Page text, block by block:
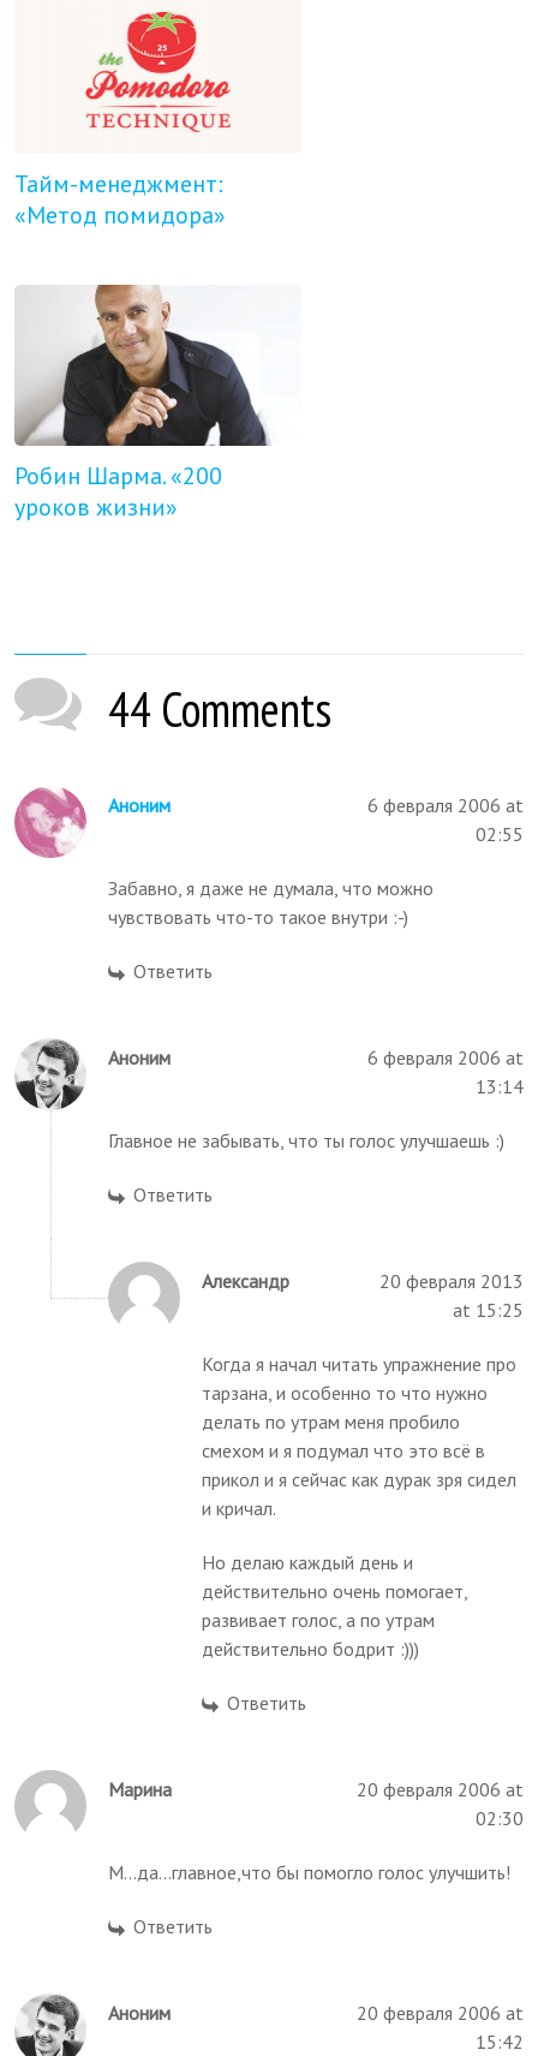
Тайм-менеджмент:
«Метод помидора»
Робин Шарма. «200
уроков жизни»
44 Comments
Аноним
6 февраля 2006 at
02:55
Забавно, я даже не думала, что можно
чувствовать что-то такое внутри :-)
Ответить
Аноним
6 февраля 2006 at
13:14
Главное не забывать, что ты голос улучшаешь :)
Ответить
Александр
20 февраля 2013
at 15:25
Когда я начал читать упражнение про
тарзана, и особенно то что нужно
делать по утрам меня пробило
смехом и я подумал что это всё в
прикол и я сейчас как дурак зря сидел
и кричал.
Но делаю каждый день и
действительно очень помогает,
развивает голос, а по утрам
действительно бодрит :)))
Ответить
Марина
20 февраля 2006 at
02:30
М...да...главное,что бы помогло голос улучшить!
Ответить
Аноним
20 февраля 2006 at
15:42